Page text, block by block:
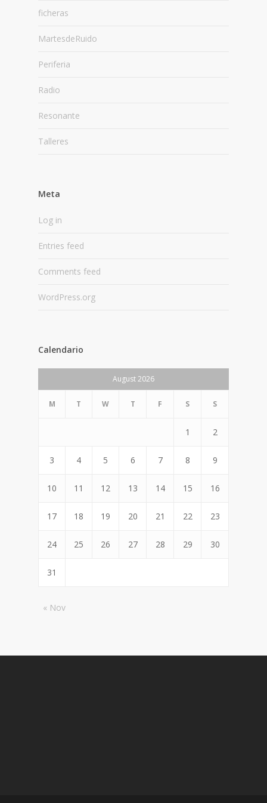
ficheras
MartesdeRuido
Periferia
Radio
Resonante
Talleres
Meta
Log in
Entries feed
Comments feed
WordPress.org
Calendario
August 2026
M T W T F S S
1 2
3 4 5 6 7 8 9
10 11 12 13 14 15 16
17 18 19 20 21 22 23
24 25 26 27 28 29 30
31
« Nov